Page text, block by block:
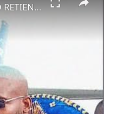
EL CONGO RETIENE A SUS JUGADORES HASTA EL LUNES